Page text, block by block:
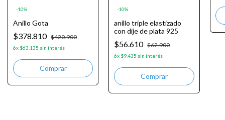
-10%
Anillo Gota
$378.810 $420.900
6x $63.135 sin interés
-10%
anillo triple elastizado
con dije de plata 925
$56.610 $62.900
6x $9.435 sin interés